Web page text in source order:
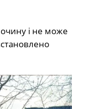
і не може